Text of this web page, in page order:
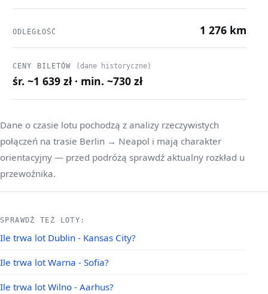
ODLEGŁOŚĆ 1 276 km
CENY BILETÓW (dane historyczne)
śr. ~1 639 zł · min. ~730 zł
Dane o czasie lotu pochodzą z analizy rzeczywistych
połączeń na trasie Berlin → Neapol i mają charakter
orientacyjny — przed podróżą sprawdź aktualny rozkład u
przewoźnika.
SPRAWDŹ TEŻ LOTY:
Ile trwa lot Dublin - Kansas City?
Ile trwa lot Warna - Sofia?
Ile trwa lot Wilno - Aarhus?